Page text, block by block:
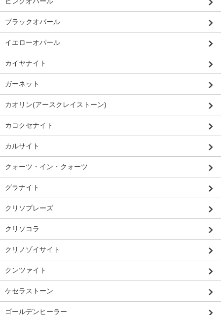
ブラックオパール
イエローオパール
カイヤナイト
ガーネット
カオリン(アースクレイストーン)
カコクセナイト
カルサイト
クォーツ・イン・クォーツ
グラナイト
クリソプレーズ
クリソコラ
クリノゾイサイト
クンツァイト
ケセラストーン
ゴールデンヒーラー